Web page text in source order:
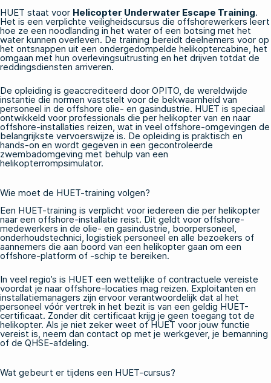
HUET staat voor Helicopter Underwater Escape Training.
Het is een verplichte veiligheidscursus die offshorewerkers leert
hoe ze een noodlanding in het water of een botsing met het
water kunnen overleven. De training bereidt deelnemers voor op
het ontsnappen uit een ondergedompelde helikoptercabine, het
omgaan met hun overlevingsuitrusting en het drijven totdat de
reddingsdiensten arriveren.
De opleiding is geaccrediteerd door OPITO, de wereldwijde
instantie die normen vaststelt voor de bekwaamheid van
personeel in de offshore olie- en gasindustrie. HUET is speciaal
ontwikkeld voor professionals die per helikopter van en naar
offshore-installaties reizen, wat in veel offshore-omgevingen de
belangrijkste vervoerswijze is. De opleiding is praktisch en
hands-on en wordt gegeven in een gecontroleerde
zwembadomgeving met behulp van een
helikopterrompsimulator.
Wie moet de HUET-training volgen?
Een HUET-training is verplicht voor iedereen die per helikopter
naar een offshore-installatie reist. Dit geldt voor offshore-
medewerkers in de olie- en gasindustrie, boorpersoneel,
onderhoudstechnici, logistiek personeel en alle bezoekers of
aannemers die aan boord van een helikopter gaan om een
offshore-platform of -schip te bereiken.
In veel regio’s is HUET een wettelijke of contractuele vereiste
voordat je naar offshore-locaties mag reizen. Exploitanten en
installatiemanagers zijn ervoor verantwoordelijk dat al het
personeel vóór vertrek in het bezit is van een geldig HUET-
certificaat. Zonder dit certificaat krijg je geen toegang tot de
helikopter. Als je niet zeker weet of HUET voor jouw functie
vereist is, neem dan contact op met je werkgever, je bemanning
of de QHSE-afdeling.
Wat gebeurt er tijdens een HUET-cursus?